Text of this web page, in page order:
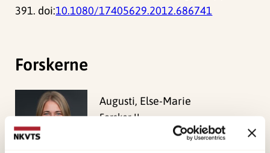
391. doi:10.1080/17405629.2012.686741
Forskerne
Augusti, Else-Marie
Forsker II